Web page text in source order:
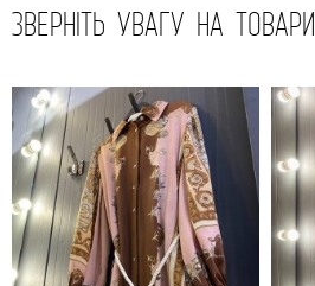
ЗВЕРНІТЬ УВАГУ НА ТОВАРИ